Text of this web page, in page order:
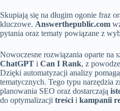
Skupiają się na długim ogonie fraz
kluczowe. Answerthepublic.com
pytania oraz tematy powiązane z
Nowoczesne rozwiązania oparte na
ChatGPT i Can I Rank, z
Dzięki automatyzacji analizy
tematycznych. Tego typu narzędzia
planowania SEO oraz dostarczają
do optymalizacji treści i kampanii